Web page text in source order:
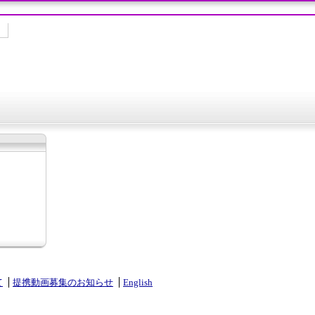
提携動画募集のお知らせ English